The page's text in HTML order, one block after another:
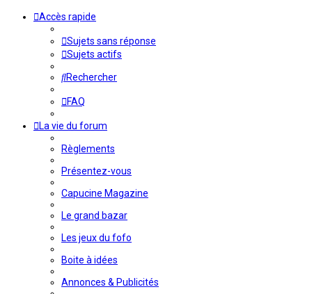
Accès rapide
Sujets sans réponse
Sujets actifs
Rechercher
FAQ
La vie du forum
Règlements
Présentez-vous
Capucine Magazine
Le grand bazar
Les jeux du fofo
Boite à idées
Annonces & Publicités